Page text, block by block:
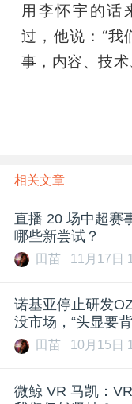
用李怀宇的话
过，他说：“我
事，内容、技术
相关文章
直播 20 场中超赛
哪些新尝试？
田苗 11月17日
诺基亚停止研发
没市场，“头显要
田苗 10月15日
微鲸 VR 马凯：